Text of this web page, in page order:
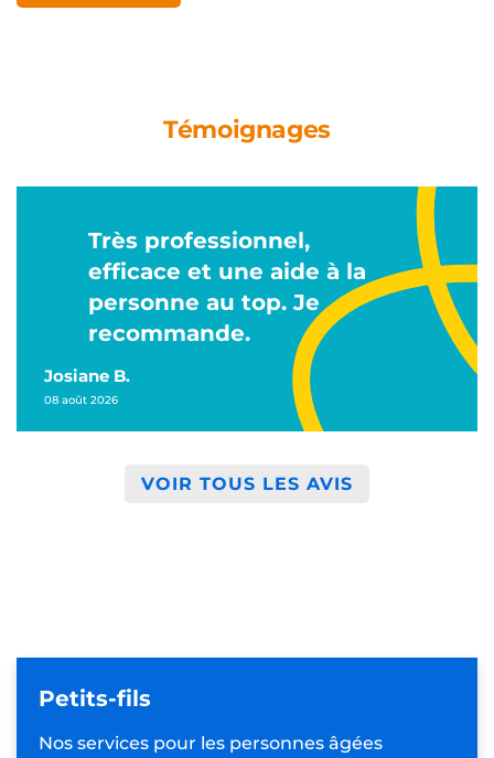
Témoignages
Très professionnel,
efficace et une aide à la
personne au top. Je
recommande.
Josiane B.
08 août 2026
VOIR TOUS LES AVIS
Petits-fils
Nos services pour les personnes âgées